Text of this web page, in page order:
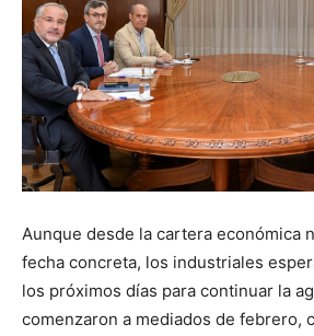
Aunque desde la cartera económica
fecha concreta, los industriales
los próximos días para continuar la
comenzaron a mediados de febrero,